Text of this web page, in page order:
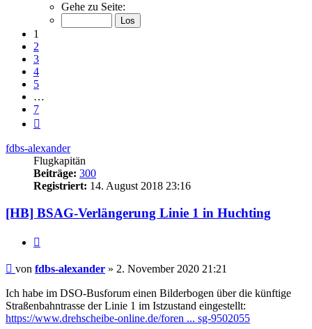
von
Gehe zu Seite:
1
2
3
4
5
…
7
fdbs-alexander
Flugkapitän
Beiträge: 300
Registriert: 14. August 2018 23:16
[HB] BSAG-Verlängerung Linie 1 in Huchting
Ungelesener
von fdbs-alexander » 2. November 2020 21:21
Ich habe im DSO-Busforum einen Bilderbogen über die künftige
Straßenbahntrasse der Linie 1 im Istzustand eingestellt:
https://www.drehscheibe-online.de/foren ... sg-9502055